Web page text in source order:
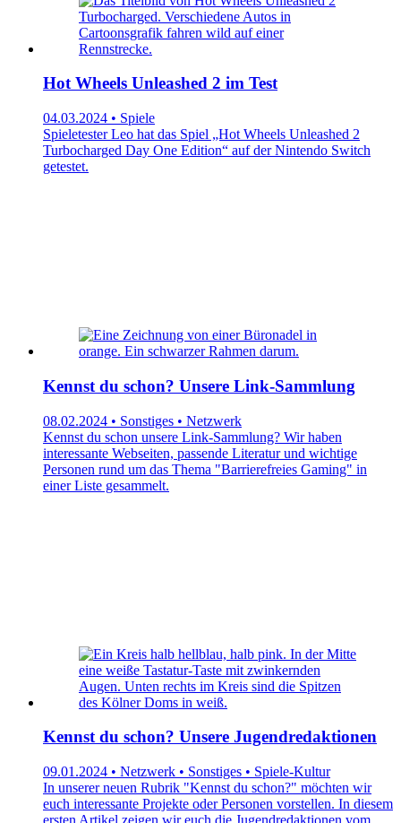
Hot Wheels Unleashed 2 im Test
04.03.2024 • Spiele
Spieletester Leo hat das Spiel „Hot Wheels Unleashed 2
Turbocharged Day One Edition“ auf der Nintendo Switch
getestet.
Kennst du schon? Unsere Link-Sammlung
08.02.2024 • Sonstiges • Netzwerk
Kennst du schon unsere Link-Sammlung? Wir haben
interessante Webseiten, passende Literatur und wichtige
Personen rund um das Thema "Barrierefreies Gaming" in
einer Liste gesammelt.
Kennst du schon? Unsere Jugendredaktionen
09.01.2024 • Netzwerk • Sonstiges • Spiele-Kultur
In unserer neuen Rubrik "Kennst du schon?" möchten wir
euch interessante Projekte oder Personen vorstellen. In diesem
ersten Artikel zeigen wir euch die Jugendredaktionen vom